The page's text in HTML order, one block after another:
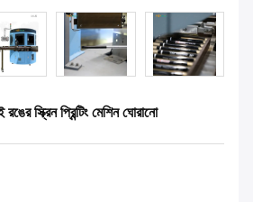
স্ক্রিন প্রিন্টিং মেশিন ঘোরানো